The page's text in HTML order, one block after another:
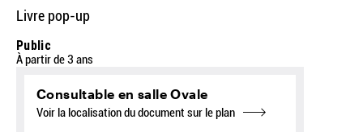
Livre pop-up
Public
À partir de 3 ans
Consultable en salle Ovale
Voir la localisation du document sur le plan